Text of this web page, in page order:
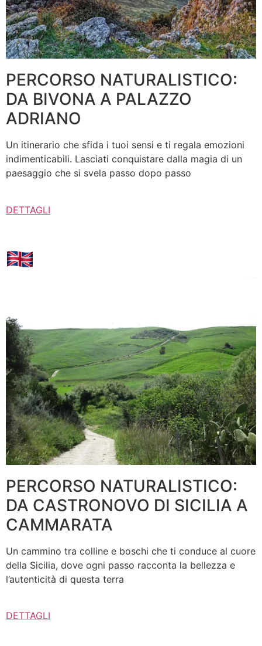
PERCORSO NATURALISTICO:
DA BIVONA A PALAZZO
ADRIANO
Un itinerario che sfida i tuoi sensi e ti regala emozioni
indimenticabili. Lasciati conquistare dalla magia di un
paesaggio che si svela passo dopo passo
DETTAGLI
PERCORSO NATURALISTICO:
DA CASTRONOVO DI SICILIA A
CAMMARATA
Un cammino tra colline e boschi che ti conduce al cuore
della Sicilia, dove ogni passo racconta la bellezza e
l’autenticità di questa terra
DETTAGLI